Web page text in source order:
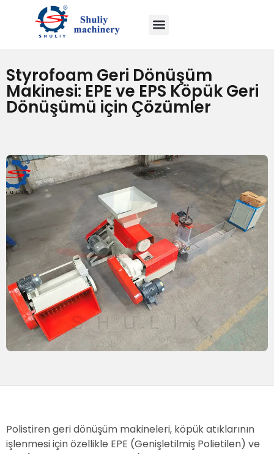
Styrofoam Geri Dönüşüm
Makinesi: EPE ve EPS Köpük Geri
Dönüşümü için Çözümler
Polistiren geri dönüşüm makineleri, köpük atıklarının
işlenmesi için özellikle EPE (Genişletilmiş Polietilen) ve